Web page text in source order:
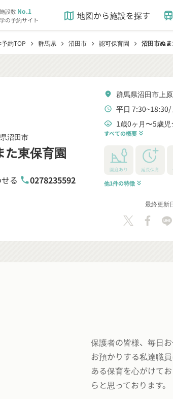
設数No.1
の予約サイト map 地図から施設を探す train
約TOP chevron_right 群馬県 chevron_right 沼田市 chevron_right 認可保育園 chevron_right 沼田市ぬ
沼田市
た東保育園
る phone0278235592
location_on 群馬県沼田市上
schedule 平日 7:30~18:30
child_care 1歳0ヶ月〜5歳児
すべての概要 keyboard_double_arrow_down
園庭あり 延長保育
他1件の特徴 keyboard_double_arrow_down
最終更新
保護者の皆様、毎日
お預かりする私達職
ある保育を心がけて
らと思っております。